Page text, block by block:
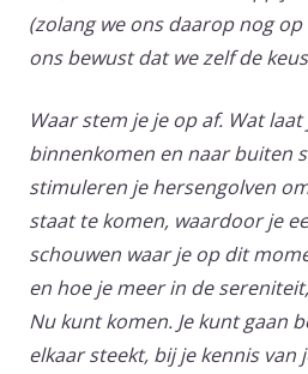
(zolang we ons daarop nog op
ons bewust dat we zelf de
Waar stem je je op af. Wat
binnenkomen en naar buiten
stimuleren je hersengolven
staat te komen, waardoor je
schouwen waar je op dit
en hoe je meer in de
Nu kunt komen. Je kunt gaan
elkaar steekt, bij je kennis van